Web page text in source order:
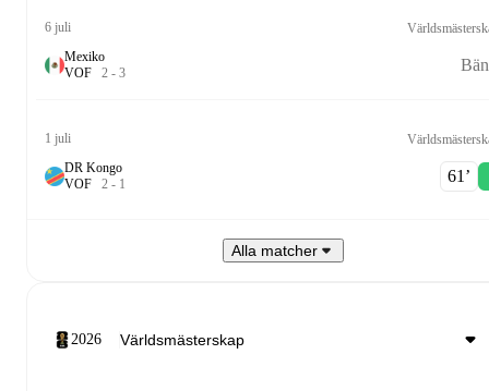
6 juli
Mexiko
VOF 2 - 3
1 juli
DR Kongo
VOF 2 - 1 61‎’‎
Alla matcher
2026